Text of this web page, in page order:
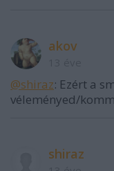
akov
@shiraz: Ezért a
véleményed/
shiraz